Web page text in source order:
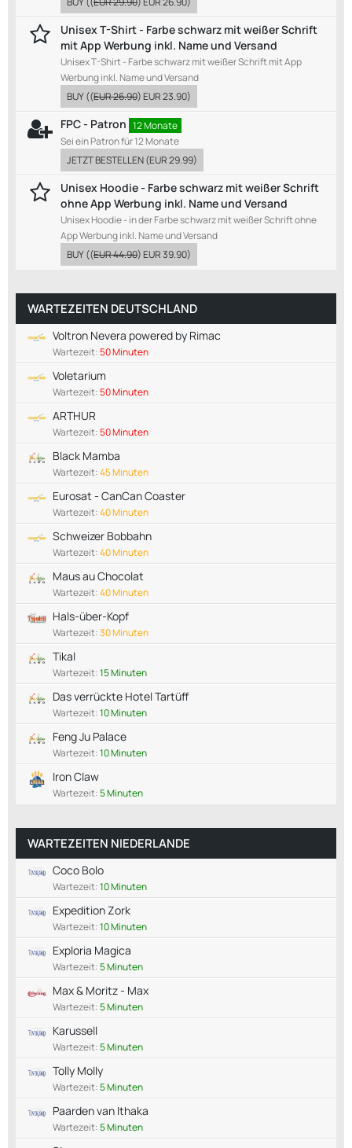
Unisex T-Shirt - Farbe schwarz mit weißer Schrift
mit App Werbung inkl. Name und Versand
Unisex T-Shirt - Farbe schwarz mit weißer Schrift mit App
Werbung inkl. Name und Versand
BUY((EUR 26.90)EUR 23.90)
FPC - Patron 12 Monate
Sei ein Patron für 12 Monate
JETZT BESTELLEN(EUR 29.99)
Unisex Hoodie - Farbe schwarz mit weißer Schrift
ohne App Werbung inkl. Name und Versand
Unisex Hoodie - in der Farbe schwarz mit weißer Schrift ohne
App Werbung inkl. Name und Versand
BUY((EUR 44.90)EUR 39.90)
WARTEZEITEN DEUTSCHLAND
Voltron Nevera powered by Rimac
Wartezeit:50 Minuten
Voletarium
Wartezeit:50 Minuten
ARTHUR
Wartezeit:50 Minuten
Black Mamba
Wartezeit:45 Minuten
Eurosat - CanCan Coaster
Wartezeit:40 Minuten
Schweizer Bobbahn
Wartezeit:40 Minuten
Maus au Chocolat
Wartezeit:40 Minuten
Hals-über-Kopf
Wartezeit:30 Minuten
Tikal
Wartezeit:15 Minuten
Das verrückte Hotel Tartüff
Wartezeit:10 Minuten
Feng Ju Palace
Wartezeit:10 Minuten
Iron Claw
Wartezeit:5 Minuten
WARTEZEITEN NIEDERLANDE
Coco Bolo
Wartezeit:10 Minuten
Expedition Zork
Wartezeit:10 Minuten
Exploria Magica
Wartezeit:5 Minuten
Max & Moritz - Max
Wartezeit:5 Minuten
Karussell
Wartezeit:5 Minuten
Tolly Molly
Wartezeit:5 Minuten
Paarden van Ithaka
Wartezeit:5 Minuten